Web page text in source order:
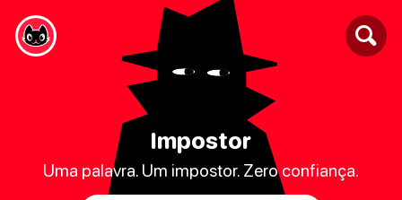
Impostor
Uma palavra. Um impostor. Zero confiança.